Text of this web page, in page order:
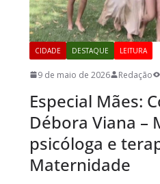
CIDADE DESTAQUE LEITURA
9 de maio de 2026 Redação
Especial Mães:
Débora Viana –
psicóloga e
Maternidade